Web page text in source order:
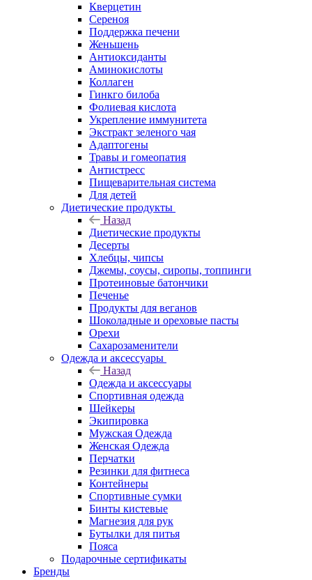
Кверцетин
Сереноя
Поддержка печени
Женьшень
Антиоксиданты
Аминокислоты
Коллаген
Гинкго билоба
Фолиевая кислота
Укрепление иммунитета
Экстракт зеленого чая
Адаптогены
Травы и гомеопатия
Антистресс
Пищеварительная система
Для детей
Диетические продукты
Назад
Диетические продукты
Десерты
Хлебцы, чипсы
Джемы, соусы, сиропы, топпинги
Протеиновые батончики
Печенье
Продукты для веганов
Шоколадные и ореховые пасты
Орехи
Сахарозаменители
Одежда и аксессуары
Назад
Одежда и аксессуары
Спортивная одежда
Шейкеры
Экипировка
Мужская Одежда
Женская Одежда
Перчатки
Резинки для фитнеса
Контейнеры
Спортивные сумки
Бинты кистевые
Магнезия для рук
Бутылки для питья
Пояса
Подарочные сертификаты
Бренды